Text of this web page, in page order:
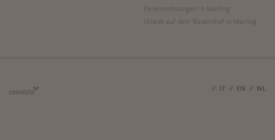
Ferienwohnungen in Marling
Urlaub auf dem Bauernhof in Marling
// IT // EN // NL